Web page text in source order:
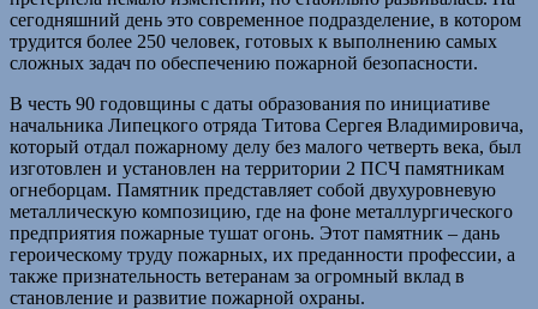
сегодняшний день это современное подразделение, в котором
трудится более 250 человек, готовых к выполнению самых
сложных задач по обеспечению пожарной безопасности.
В честь 90 годовщины с даты образования по инициативе
начальника Липецкого отряда Титова Сергея Владимировича,
который отдал пожарному делу без малого четверть века, был
изготовлен и установлен на территории 2 ПСЧ памятникам
огнеборцам. Памятник представляет собой двухуровневую
металлическую композицию, где на фоне металлургического
предприятия пожарные тушат огонь. Этот памятник – дань
героическому труду пожарных, их преданности профессии, а
также признательность ветеранам за огромный вклад в
становление и развитие пожарной охраны.